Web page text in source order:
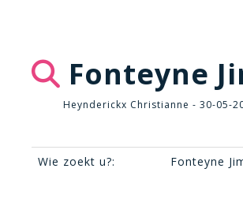
Fonteyne
Heynderickx Christianne - 30-05-
Wie zoekt u?: Fonteyne